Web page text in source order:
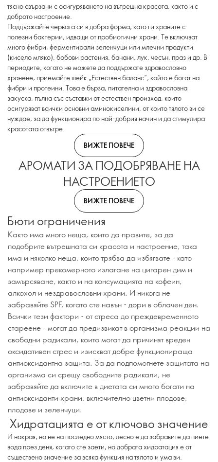
тясно свързани с осигуряването на вътрешна красота, както и с
доброто настроение.
Поддържайте червата си в добра форма, като ги храните с
полезни бактерии, идващи от пробиотични храни. Те включват
много фибри, ферментирали зеленчуци или млечни продукти
(кисело мляко), бобови растения, банани, лук, чесън, праз и др. В
периодите, когато не можете да поддържате здравословно
хранене, приемайте шейк „Естествен баланс“, който е богат на
фибри и протеини. Това е бърза, питателна и здравословна
закуска, пълна със съставки от естествен произход, които
осигуряват всички основни аминокиселини, от които тялото ви се
нуждае, за да функционира по най-добрия начин и да стимулира
красотата отвътре.
ВИЖТЕ ПОВЕЧЕ
АРОМАТИ ЗА ПОДОБРЯВАНЕ НА
НАСТРОЕНИЕТО
ВИЖТЕ ПОВЕЧЕ
Бюти ограничения
Както има много неща, които да правите, за да
подобрите вътрешната си красота и настроение, така
има и няколко неща, които трябва да избягвате - като
например прекомерното излагане на цигарен дим и
замърсяване, както и на консумацията на кофеин,
алкохол и нездравословни храни. И никога не
забравяйте SPF, когато сте навън - дори в облачен ден.
Всички тези фактори - от стреса до преждевременното
стареене - могат да предизвикат в организма реакции на
свободни радикали, които могат да причинят вреден
оксидативен стрес и изискват добре функционираща
антиоксидантна защита. За да подпомогнете защитата на
организма си срещу свободните радикали, не
забравяйте да включите в диетата си много богати на
антиоксиданти храни, включително цветни плодове,
плодове и зеленчуци.
Хидратацията е от ключово значение
И накрая, но не на последно място, лесно е да забравите да пиете
вода през деня, когато сте заети, но добрата хидратация е от
съществено значение за всяка функция на тялото и ума ви.